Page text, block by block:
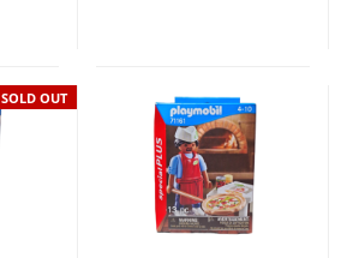
SOLD OUT